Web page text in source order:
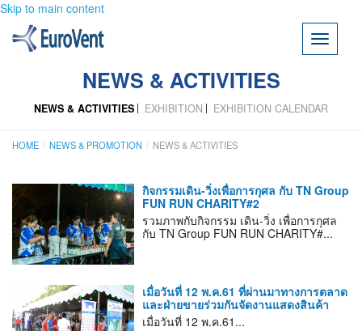
Skip to main content
Toggle
NEWS & ACTIVITIES
NEWS & ACTIVITIES EXHIBITION EXHIBITION CALENDAR
HOME NEWS & PROMOTION NEWS & ACTIVITIES
กิจกรรมเดิน-วิ่งเพื่อการกุศล กับ TN Group
FUN RUN CHARITY#2
รวมภาพกับกิจกรรม เดิน-วิ่ง เพื่อการกุศล
กับ TN Group FUN RUN CHARITY#...
เมื่อวันที่ 12 พ.ค.61 ที่ผ่านมาทางการตลาด
และฝ่ายขายร่วมกันจัดงานแสดงสินค้า
เมื่อวันที่ 12 พ.ค.61...